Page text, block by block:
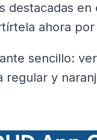
destacadas
ahora
sencillo:
regular y